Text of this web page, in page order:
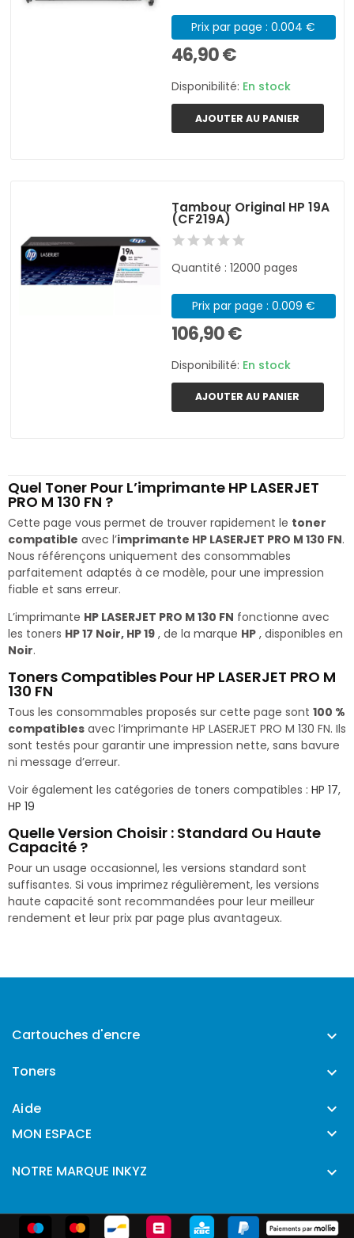
Prix par page : 0.004 €
46,90 €
Disponibilité: En stock
AJOUTER AU PANIER
Tambour Original HP 19A
(CF219A)
Quantité : 12000 pages
Prix par page : 0.009 €
106,90 €
Disponibilité: En stock
AJOUTER AU PANIER
Quel Toner Pour L’imprimante HP LASERJET
PRO M 130 FN ?
Cette page vous permet de trouver rapidement le toner
compatible avec l’imprimante HP LASERJET PRO M 130 FN.
Nous référençons uniquement des consommables
parfaitement adaptés à ce modèle, pour une impression
fiable et sans erreur.
L’imprimante HP LASERJET PRO M 130 FN fonctionne avec
les toners HP 17 Noir, HP 19 , de la marque HP , disponibles en
Noir.
Toners Compatibles Pour HP LASERJET PRO M
130 FN
Tous les consommables proposés sur cette page sont 100 %
compatibles avec l’imprimante HP LASERJET PRO M 130 FN. Ils
sont testés pour garantir une impression nette, sans bavure
ni message d’erreur.
Voir également les catégories de toners compatibles : HP 17,
HP 19
Quelle Version Choisir : Standard Ou Haute
Capacité ?
Pour un usage occasionnel, les versions standard sont
suffisantes. Si vous imprimez régulièrement, les versions
haute capacité sont recommandées pour leur meilleur
rendement et leur prix par page plus avantageux.
Cartouches d'encre 
Toners 
Aide 
MON ESPACE 
NOTRE MARQUE INKYZ 